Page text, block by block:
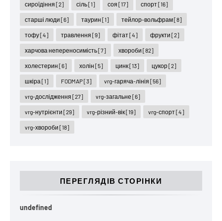
сироїдіння [2] сіль[1] соя [17] спорт[16]
старші люди [6] таурин [1] тейлор-вольфрам[8]
тофу[4] травлення [9] фітат[4] фрукти [2]
харчова непереносимість[7] хвороби [82]
холестерин [6] холін [5] цинк[13] цукор[2]
шкіра [1] FODMAP[3] vrg-гаряча-лінія [56]
vrg-дослідження [27] vrg-загальне [6]
vrg-нутрієнти [29] vrg-різний-вік[19] vrg-спорт[4]
vrg-хвороби [18]
ПЕРЕГЛЯДІВ СТОРІНКИ
undefned